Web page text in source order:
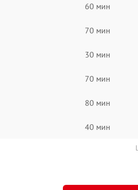
60 мин
70 мин
30 мин
70 мин
80 мин
40 мин